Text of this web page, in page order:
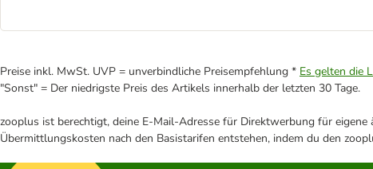
Preise inkl. MwSt. UVP = unverbindliche Preisempfehlung * Es gelten die
"Sonst" = Der niedrigste Preis des Artikels innerhalb der letzten 30 Tage.
zooplus ist berechtigt, deine E-Mail-Adresse für Direktwerbung für
Übermittlungskosten nach den Basistarifen entstehen, indem du den